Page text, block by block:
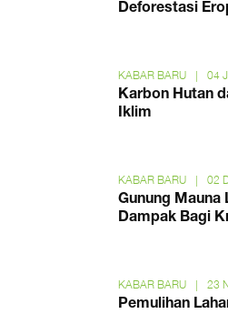
Deforestasi
KABAR BARU | 04
Karbon Hutan
Iklim
KABAR BARU | 02
Gunung Mauna
Dampak Bagi
KABAR BARU | 23
Pemulihan